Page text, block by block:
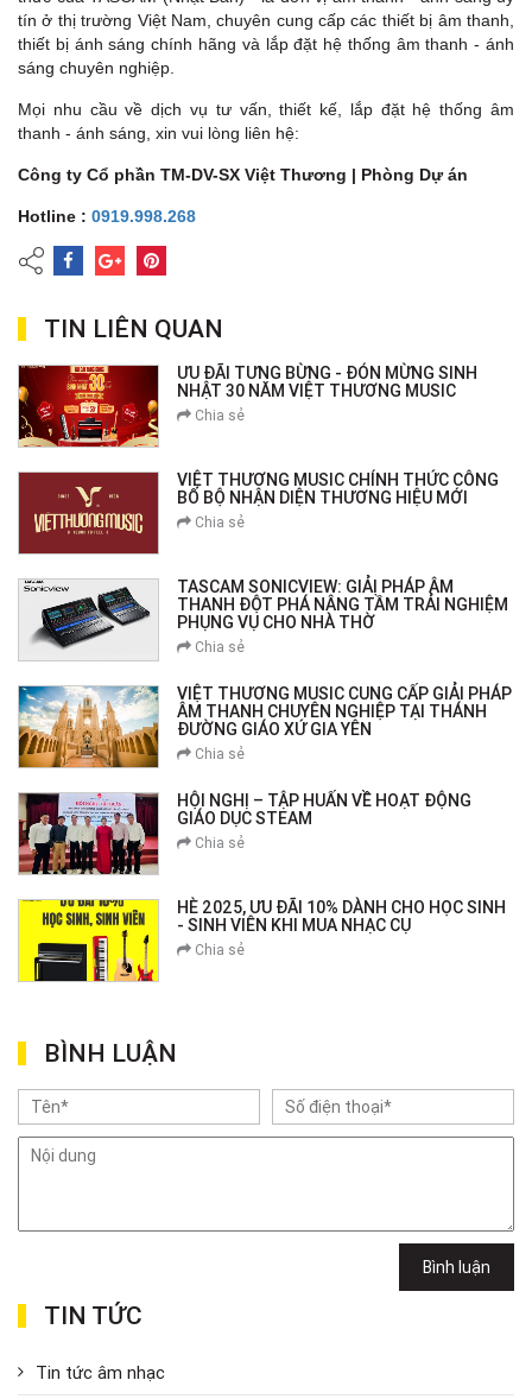
tín ở thị trường Việt Nam, chuyên cung cấp các thiết bị âm thanh,
thiết bị ánh sáng chính hãng và lắp đặt hệ thống âm thanh - ánh
sáng chuyên nghiệp.
Mọi nhu cầu về dịch vụ tư vấn, thiết kế, lắp đặt hệ thống âm
thanh - ánh sáng, xin vui lòng liên hệ:
Công ty Cổ phần TM-DV-SX Việt Thương | Phòng Dự án
Hotline : 0919.998.268
TIN LIÊN QUAN
ƯU ĐÃI TƯNG BỪNG - ĐÓN MỪNG SINH
NHẬT 30 NĂM VIỆT THƯƠNG MUSIC
Chia sẻ
VIỆT THƯƠNG MUSIC CHÍNH THỨC CÔNG
BỐ BỘ NHẬN DIỆN THƯƠNG HIỆU MỚI
Chia sẻ
TASCAM SONICVIEW: GIẢI PHÁP ÂM
THANH ĐỘT PHÁ NÂNG TẦM TRẢI NGHIỆM
PHỤNG VỤ CHO NHÀ THỜ
Chia sẻ
VIỆT THƯƠNG MUSIC CUNG CẤP GIẢI PHÁP
ÂM THANH CHUYÊN NGHIỆP TẠI THÁNH
ĐƯỜNG GIÁO XỨ GIA YÊN
Chia sẻ
HỘI NGHỊ – TẬP HUẤN VỀ HOẠT ĐỘNG
GIÁO DỤC STEAM
Chia sẻ
HÈ 2025, ƯU ĐÃI 10% DÀNH CHO HỌC SINH
- SINH VIÊN KHI MUA NHẠC CỤ
Chia sẻ
BÌNH LUẬN
Bình luận
TIN TỨC
Tin tức âm nhạc